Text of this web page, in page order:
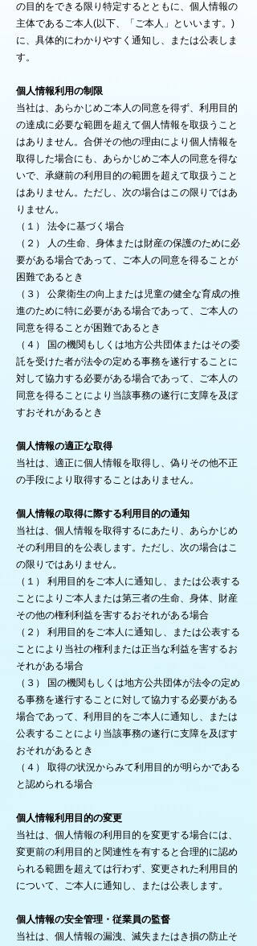
の目的をできる限り特定するとともに、個人情報の
主体であるご本人(以下、「ご本人」といいます。)
に、具体的にわかりやすく通知し、または公表しま
す。
個人情報利用の制限
当社は、あらかじめご本人の同意を得ず、利用目的
の達成に必要な範囲を超えて個人情報を取扱うこと
はありません。合併その他の理由により個人情報を
取得した場合にも、あらかじめご本人の同意を得な
いで、承継前の利用目的の範囲を超えて取扱うこと
はありません。ただし、次の場合はこの限りではあ
りません。
（１） 法令に基づく場合
（２） 人の生命、身体または財産の保護のために必
要がある場合であって、ご本人の同意を得ることが
困難であるとき
（３） 公衆衛生の向上または児童の健全な育成の推
進のために特に必要がある場合であって、ご本人の
同意を得ることが困難であるとき
（４） 国の機関もしくは地方公共団体またはその委
託を受けた者が法令の定める事務を遂行することに
対して協力する必要がある場合であって、ご本人の
同意を得ることにより当該事務の遂行に支障を及ぼ
すおそれがあるとき
個人情報の適正な取得
当社は、適正に個人情報を取得し、偽りその他不正
の手段により取得することはありません。
個人情報の取得に際する利用目的の通知
当社は、個人情報を取得するにあたり、あらかじめ
その利用目的を公表します。ただし、次の場合はこ
の限りではありません。
（１） 利用目的をご本人に通知し、または公表する
ことによりご本人または第三者の生命、身体、財産
その他の権利利益を害するおそれがある場合
（２） 利用目的をご本人に通知し、または公表する
ことにより当社の権利または正当な利益を害するお
それがある場合
（３） 国の機関もしくは地方公共団体が法令の定め
る事務を遂行することに対して協力する必要がある
場合であって、利用目的をご本人に通知し、または
公表することにより当該事務の遂行に支障を及ぼす
おそれがあるとき
（４） 取得の状況からみて利用目的が明らかである
と認められる場合
個人情報利用目的の変更
当社は、個人情報の利用目的を変更する場合には、
変更前の利用目的と関連性を有すると合理的に認め
られる範囲を超えては行わず、変更された利用目的
について、ご本人に通知し、または公表します。
個人情報の安全管理・従業員の監督
当社は、個人情報の漏洩、滅失またはき損の防止そ